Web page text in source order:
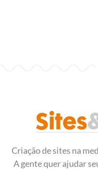
Criação de sites na
A gente quer ajudar